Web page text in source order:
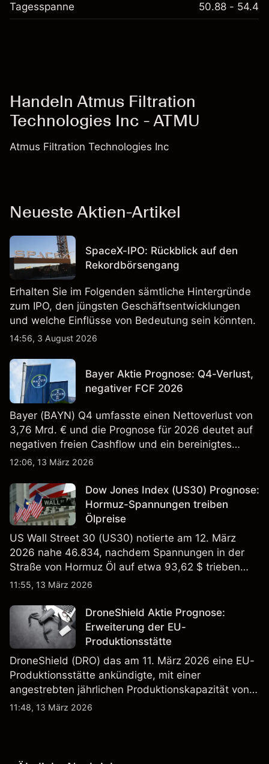
Tagesspanne 50.88 - 54.4
Handeln Atmus Filtration
Technologies Inc - ATMU
Atmus Filtration Technologies Inc
Neueste Aktien-Artikel
SpaceX-IPO: Rückblick auf den
Rekordbörsengang
Erhalten Sie im Folgenden sämtliche Hintergründe
zum IPO, den jüngsten Geschäftsentwicklungen
und welche Einflüsse von Bedeutung sein könnten.
14:56, 3 August 2026
Bayer Aktie Prognose: Q4-Verlust,
negativer FCF 2026
Bayer (BAYN) Q4 umfasste einen Nettoverlust von
3,76 Mrd. € und die Prognose für 2026 deutet auf
negativen freien Cashflow und ein bereinigtes
EBITDA von 9,6–10,1 Mrd. € hin. Die
verlässlicher Indikator für zukünftige Ergebnisse.
12:06, 13 März 2026
Dow Jones Index (US30) Prognose:
Hormuz-Spannungen treiben
Ölpreise
US Wall Street 30 (US30) notierte am 12. März
2026 nahe 46.834, nachdem Spannungen in der
Straße von Hormuz Öl auf etwa 93,62 $ trieben
und die US-Arbeitslosigkeit auf 4,4% stieg. Die
verlässlicher Indikator für zukünftige Ergebnisse.
11:55, 13 März 2026
DroneShield Aktie Prognose:
Erweiterung der EU-
Produktionsstätte
DroneShield (DRO) das am 11. März 2026 eine EU-
Produktionsstätte ankündigte, mit einer
angestrebten jährlichen Produktionskapazität von
etwa 2,4 Mrd. AUD bis Ende 2026. Die
11:48, 13 März 2026